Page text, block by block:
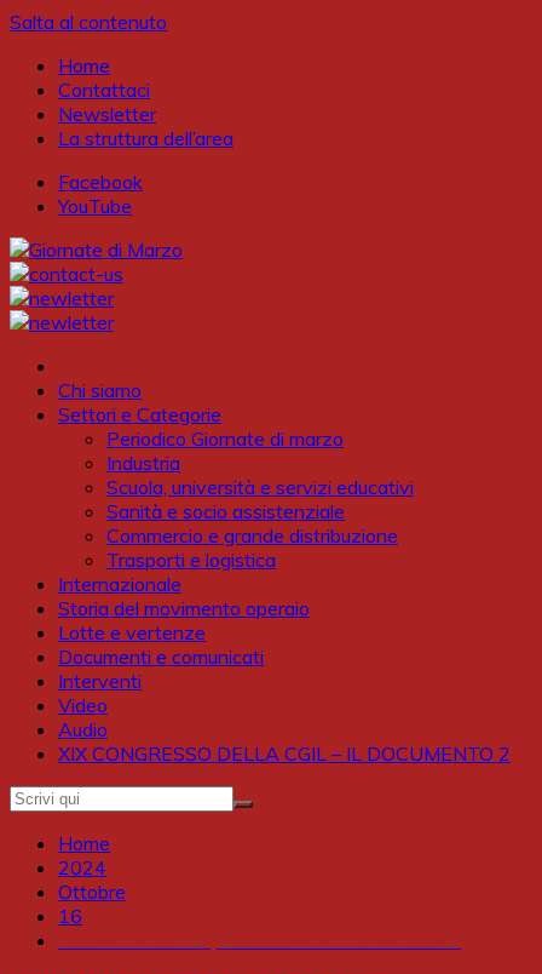
Salta al contenuto
Home
Contattaci
Newsletter
La struttura dell’area
Facebook
YouTube
Chi siamo
Settori e Categorie
Periodico Giornate di marzo
Industria
Scuola, università e servizi educativi
Sanità e socio assistenziale
Commercio e grande distribuzione
Trasporti e logistica
Internazionale
Storia del movimento operaio
Lotte e vertenze
Documenti e comunicati
Interventi
Video
Audio
XIX CONGRESSO DELLA CGIL – IL DOCUMENTO 2
Home
2024
Ottobre
16